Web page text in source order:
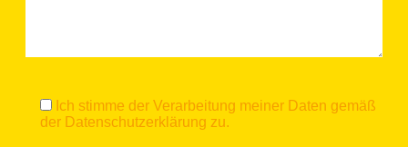
Ich stimme der Verarbeitung meiner Daten gemäß
der Datenschutzerklärung zu.